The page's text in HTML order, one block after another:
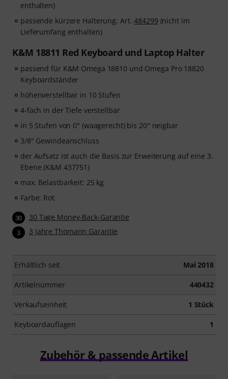
enthalten)
passende kürzere Halterung: Art.484299 (nicht im
Lieferumfang enthalten)
K&M 18811 Red Keyboard und Laptop Halter
passend für K&M Omega 18810 und Omega Pro 18820
Keyboardständer
höhenverstellbar in 10 Stufen
4-fach in der Tiefe verstellbar
in 5 Stufen von 0° (waagerecht) bis 20° neigbar
3/8" Gewindeanschluss
der Aufsatz ist auch die Basis zur Erweiterung auf eine 3.
Ebene (K&M 437751)
max. Belastbarkeit: 25 kg
Farbe: Rot
30 30 Tage Money-Back-Garantie
3 3 Jahre Thomann Garantie
Erhältlich seit Mai 2018
Artikelnummer 440432
Verkaufseinheit 1 Stück
Keyboardauflagen 1
Zubehör & passende Artikel